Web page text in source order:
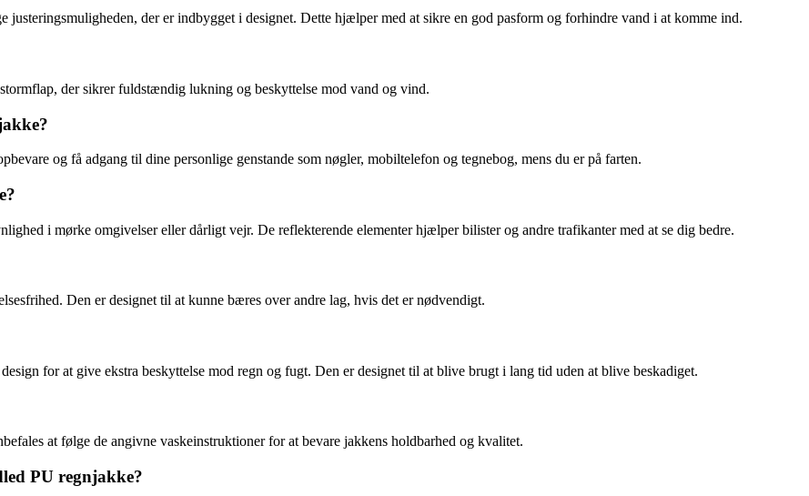
justeringsmuligheden, der er indbygget i designet. Dette hjælper med at sikre en god pasform og forhindre vand i at komme ind.
der sikrer fuldstændig lukning og beskyttelse mod vand og vind.
og få adgang til dine personlige genstande som nøgler, mobiltelefon og tegnebog, mens du er på farten.
i mørke omgivelser eller dårligt vejr. De reflekterende elementer hjælper bilister og andre trafikanter med at se dig bedre.
Den er designet til at kunne bæres over andre lag, hvis det er nødvendigt.
for at give ekstra beskyttelse mod regn og fugt. Den er designet til at blive brugt i lang tid uden at blive beskadiget.
at følge de angivne vaskeinstruktioner for at bevare jakkens holdbarhed og kvalitet.
PU regnjakke?